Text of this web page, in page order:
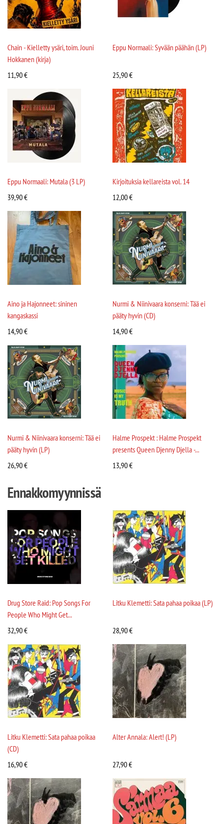
Chain - Kielletty ysäri, toim. Jouni
Hokkanen (kirja)
11,90€
Eppu Normaali: Syvään päähän (LP)
25,90€
Eppu Normaali: Mutala (3 LP)
39,90€
Kirjoituksia kellareista vol. 14
12,00€
Aino ja Hajonneet: sininen
kangaskassi
14,90€
Nurmi & Niinivaara konserni: Tää ei
pääty hyvin (CD)
14,90€
Nurmi & Niinivaara konserni: Tää ei
pääty hyvin (LP)
26,90€
Halme Prospekt : Halme Prospekt
presents Queen Djenny Djella -...
13,90€
Ennakkomyynnissä
Drug Store Raid: Pop Songs For
People Who Might Get...
32,90€
Litku Klemetti: Sata pahaa poikaa (LP)
28,90€
Litku Klemetti: Sata pahaa poikaa
(CD)
16,90€
Alter Annala: Alert! (LP)
27,90€